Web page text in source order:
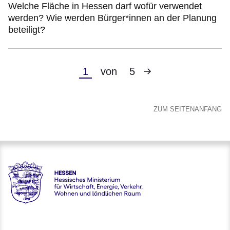
Welche Fläche in Hessen darf wofür verwendet
werden? Wie werden Bürger*innen an der Planung
beteiligt?
Aktuelle
1 von 5
Nächste
ZUM SEITENANFANG
Hessen - Hessisches Ministerium für Wirtschaft, Energie,